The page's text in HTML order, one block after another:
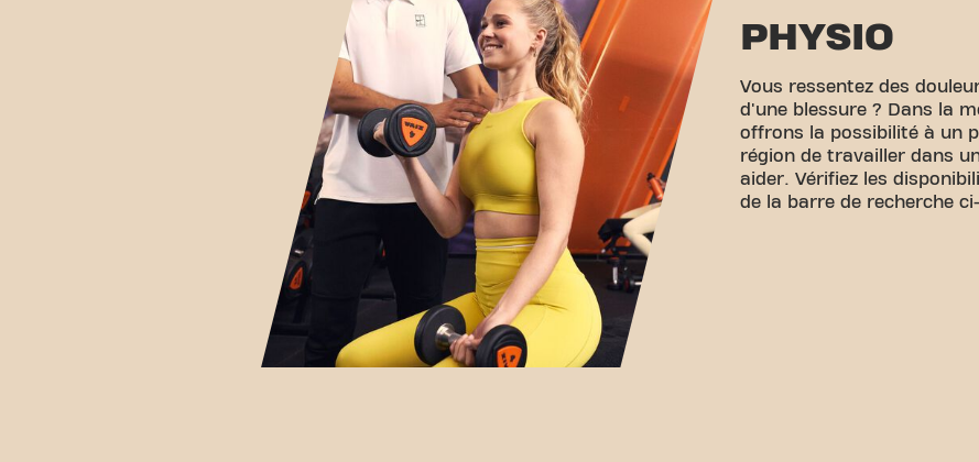
PHYSIO
Vous ressentez des
d'une blessure ? Dans la
offrons la possibilité à un
région de travailler dans
aider. Vérifiez les
de la barre de recherche